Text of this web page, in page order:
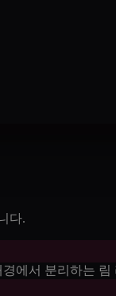
다.
에서 분리하는 림